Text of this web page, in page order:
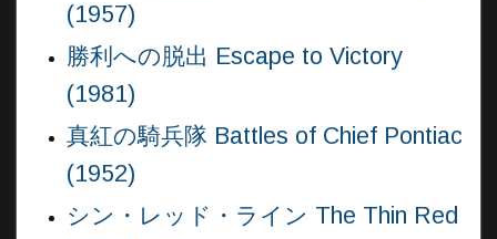
(1957)
勝利への脱出 Escape to Victory
(1981)
真紅の騎兵隊 Battles of Chief Pontiac
(1952)
シン・レッド・ライン The Thin Red